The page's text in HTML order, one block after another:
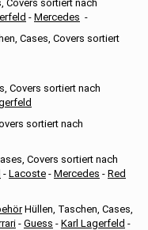
Covers sortiert nach
- Mercedes -
Cases, Covers sortiert
Covers sortiert nach
sortiert nach
Covers sortiert nach
- Lacoste - Mercedes - Red
Hüllen, Taschen, Cases,
- Guess - Karl Lagerfeld -